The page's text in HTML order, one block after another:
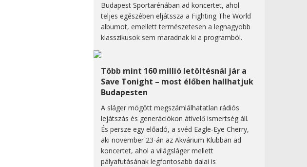
Budapest Sportarénában ad koncertet, ahol
teljes egészében eljátssza a Fighting The World
albumot, emellett természetesen a legnagyobb
klasszikusok sem maradnak ki a programból.
Több mint 160 millió letöltésnál jár a
Save Tonight – most élőben hallhatjuk
Budapesten
A sláger mögött megszámlálhatatlan rádiós
lejátszás és generációkon átívelő ismertség áll.
És persze egy előadó, a svéd Eagle-Eye Cherry,
aki november 23-án az Akvárium Klubban ad
koncertet, ahol a világsláger mellett
pályafutásának legfontosabb dalai is